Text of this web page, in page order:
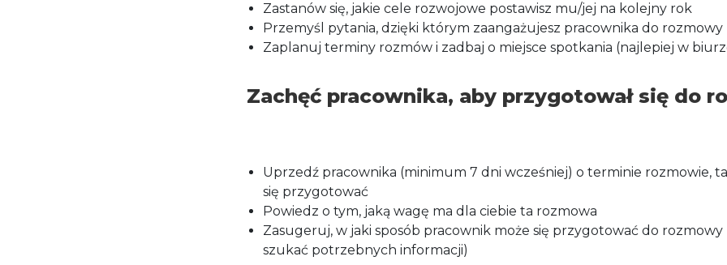
Zastanów się, jakie cele rozwojowe postawisz mu/jej na kolejny rok
Przemyśl pytania, dzięki którym zaangażujesz pracownika do rozmowy
Zaplanuj terminy rozmów i zadbaj o miejsce spotkania (najlepiej w
Zachęć pracownika, aby przygotował się do
Uprzedź pracownika (minimum 7 dni wcześniej) o terminie rozmowie,
się przygotować
Powiedz o tym, jaką wagę ma dla ciebie ta rozmowa
Zasugeruj, w jaki sposób pracownik może się przygotować do
szukać potrzebnych informacji)